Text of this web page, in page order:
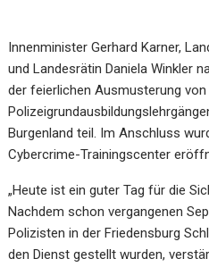
Innenminister Gerhard Karner,
und Landesrätin Daniela Winkler
der feierlichen Ausmusterung von
Burgenland teil. Im Anschluss
Cybercrime-Trainingscenter
„Heute ist ein guter Tag für die
Nachdem schon vergangenen
Polizisten in der Friedensburg
den Dienst gestellt wurden,